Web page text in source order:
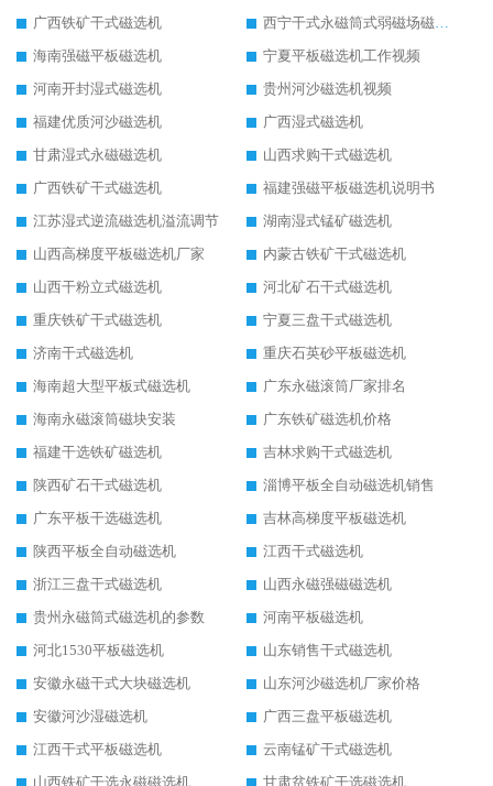
广西铁矿干式磁选机
西宁干式永磁筒式弱磁场磁选机结构图
海南强磁平板磁选机
宁夏平板磁选机工作视频
河南开封湿式磁选机
贵州河沙磁选机视频
福建优质河沙磁选机
广西湿式磁选机
甘肃湿式永磁磁选机
山西求购干式磁选机
广西铁矿干式磁选机
福建强磁平板磁选机说明书
江苏湿式逆流磁选机溢流调节
湖南湿式锰矿磁选机
山西高梯度平板磁选机厂家
内蒙古铁矿干式磁选机
山西干粉立式磁选机
河北矿石干式磁选机
重庆铁矿干式磁选机
宁夏三盘干式磁选机
济南干式磁选机
重庆石英砂平板磁选机
海南超大型平板式磁选机
广东永磁滚筒厂家排名
海南永磁滚筒磁块安装
广东铁矿磁选机价格
福建干选铁矿磁选机
吉林求购干式磁选机
陕西矿石干式磁选机
淄博平板全自动磁选机销售
广东平板干选磁选机
吉林高梯度平板磁选机
陕西平板全自动磁选机
江西干式磁选机
浙江三盘干式磁选机
山西永磁强磁磁选机
贵州永磁筒式磁选机的参数
河南平板磁选机
河北1530平板磁选机
山东销售干式磁选机
安徽永磁干式大块磁选机
山东河沙磁选机厂家价格
安徽河沙湿磁选机
广西三盘平板磁选机
江西干式平板磁选机
云南锰矿干式磁选机
山西铁矿干选永磁磁选机
甘肃贫铁矿干选磁选机